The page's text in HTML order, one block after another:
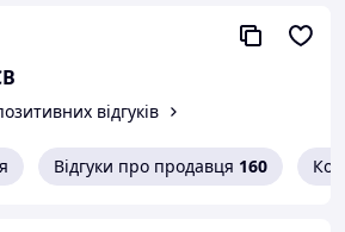
відгуків
Відгуки про продавця 160